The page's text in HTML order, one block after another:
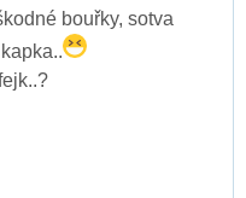
bouřky, sotva